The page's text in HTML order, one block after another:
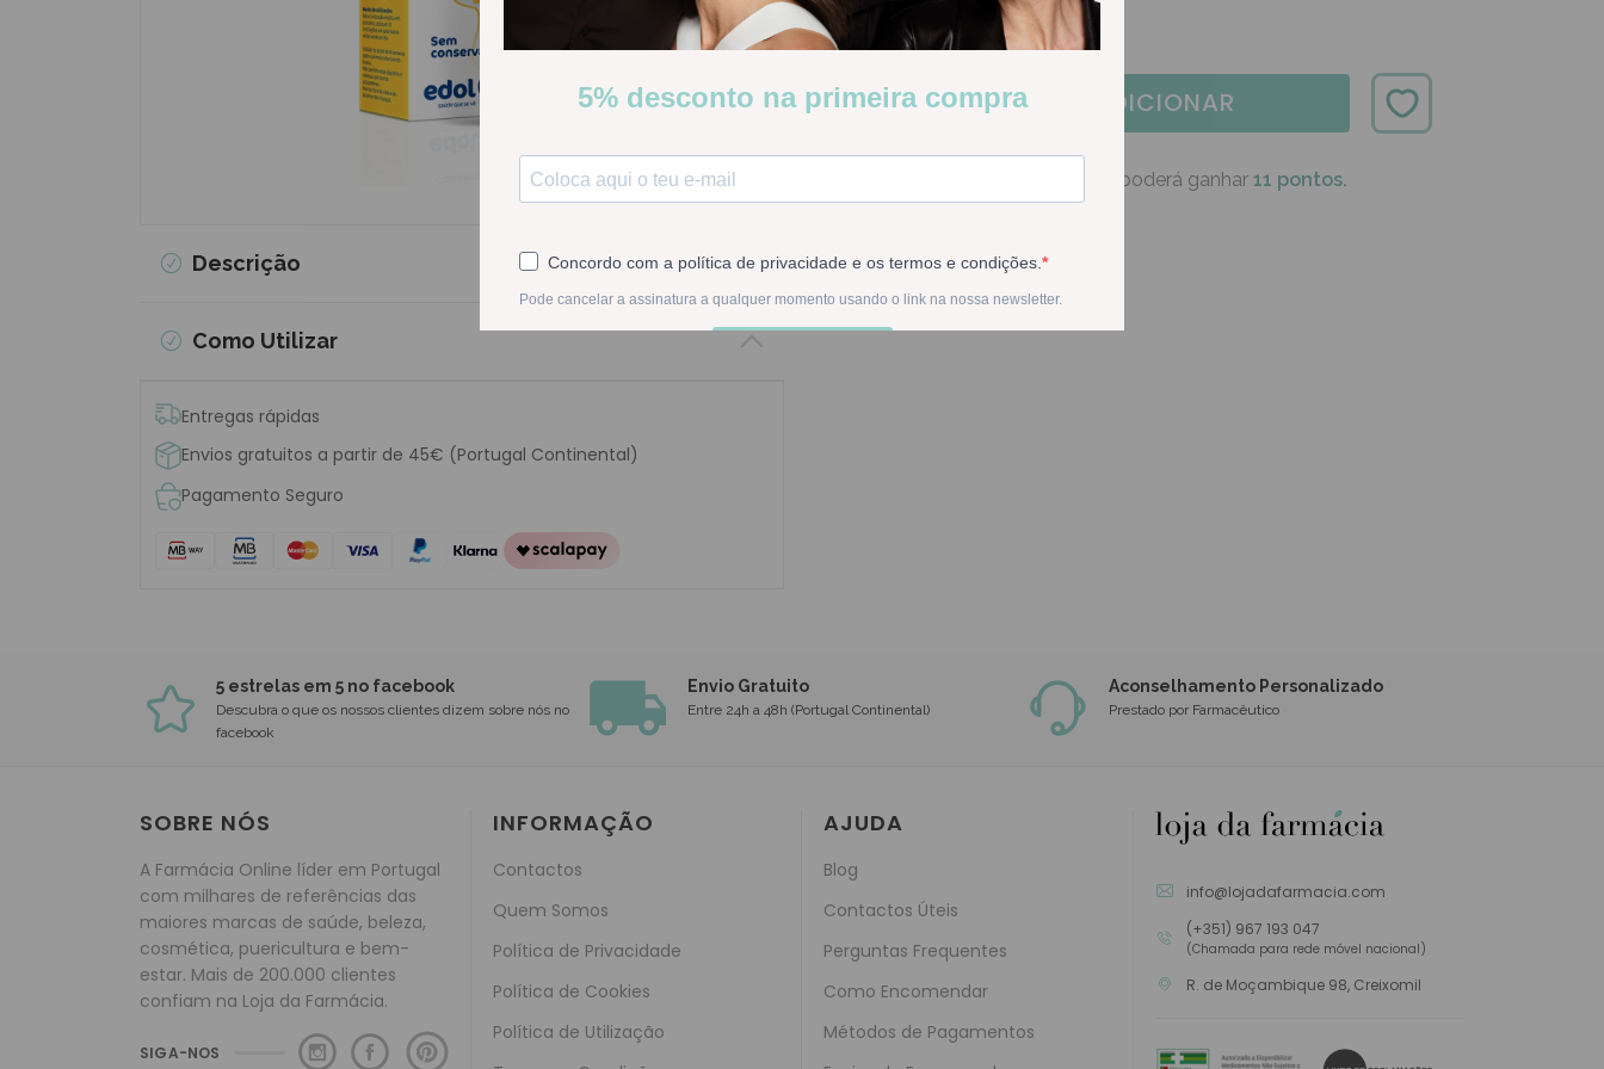
Descrição
Como Utilizar
Entregas rápidas
Envios gratuitos a partir de 45€ (Portugal Continental)
Pagamento Seguro
Stock: Disponível
- 1 + ADICIONAR
Na compra deste produto poderá ganhar 11 pontos.
5 estrelas em 5 no facebook
Descubra o que os nossos clientes dizem sobre nós no
facebook
Envio Gratuito
Entre 24h a 48h (Portugal Continental)
Aconselhamento Personalizado
Prestado por Farmacêutico
SOBRE NÓS
A Farmácia Online líder em Portugal
com milhares de referências das
maiores marcas de saúde, beleza,
cosmética, puericultura e bem-
estar. Mais de 200.000 clientes
confiam na Loja da Farmácia.
SIGA-NOS
INFORMAÇÃO
Contactos
Quem Somos
Política de Privacidade
Política de Cookies
Política de Utilização
AJUDA
Blog
Contactos Úteis
Perguntas Frequentes
Como Encomendar
Métodos de Pagamentos
info@lojadafarmacia.com
(+351) 967 193 047
(Chamada para rede móvel nacional)
R. de Moçambique 98, Creixomil